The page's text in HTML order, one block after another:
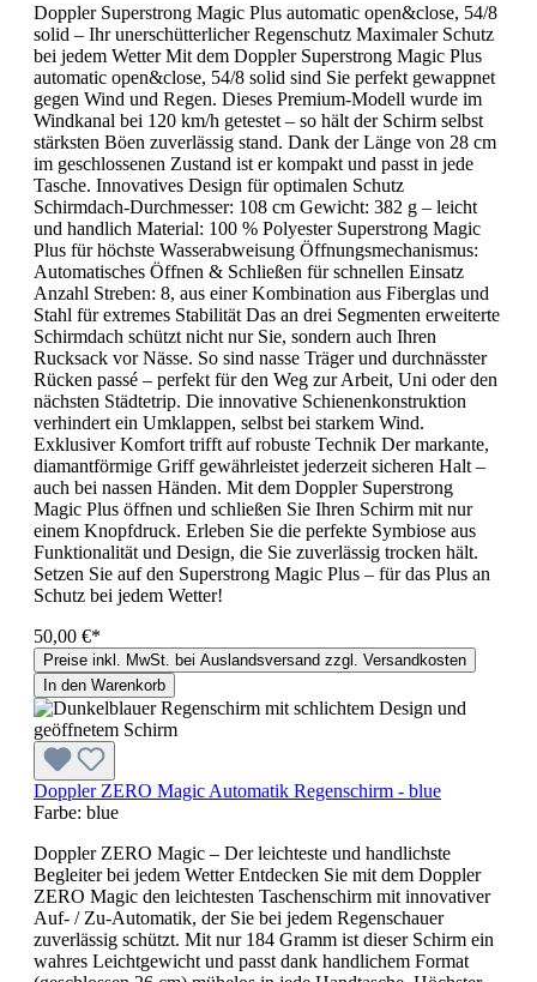
Doppler Superstrong Magic Plus automatic open&close, 54/8
solid – Ihr unerschütterlicher Regenschutz Maximaler Schutz
bei jedem Wetter Mit dem Doppler Superstrong Magic Plus
automatic open&close, 54/8 solid sind Sie perfekt gewappnet
gegen Wind und Regen. Dieses Premium-Modell wurde im
Windkanal bei 120 km/h getestet – so hält der Schirm selbst
stärksten Böen zuverlässig stand. Dank der Länge von 28 cm
im geschlossenen Zustand ist er kompakt und passt in jede
Tasche. Innovatives Design für optimalen Schutz
Schirmdach-Durchmesser: 108 cm Gewicht: 382 g – leicht
und handlich Material: 100 % Polyester Superstrong Magic
Plus für höchste Wasserabweisung Öffnungsmechanismus:
Automatisches Öffnen & Schließen für schnellen Einsatz
Anzahl Streben: 8, aus einer Kombination aus Fiberglas und
Stahl für extremes Stabilität Das an drei Segmenten erweiterte
Schirmdach schützt nicht nur Sie, sondern auch Ihren
Rucksack vor Nässe. So sind nasse Träger und durchnässter
Rücken passé – perfekt für den Weg zur Arbeit, Uni oder den
nächsten Städtetrip. Die innovative Schienenkonstruktion
verhindert ein Umklappen, selbst bei starkem Wind.
Exklusiver Komfort trifft auf robuste Technik Der markante,
diamantförmige Griff gewährleistet jederzeit sicheren Halt –
auch bei nassen Händen. Mit dem Doppler Superstrong
Magic Plus öffnen und schließen Sie Ihren Schirm mit nur
einem Knopfdruck. Erleben Sie die perfekte Symbiose aus
Funktionalität und Design, die Sie zuverlässig trocken hält.
Setzen Sie auf den Superstrong Magic Plus – für das Plus an
Schutz bei jedem Wetter!
50,00 €*
Preise inkl. MwSt. bei Auslandsversand zzgl. Versandkosten
In den Warenkorb
Doppler ZERO Magic Automatik Regenschirm - blue
Farbe: blue
Doppler ZERO Magic – Der leichteste und handlichste
Begleiter bei jedem Wetter Entdecken Sie mit dem Doppler
ZERO Magic den leichtesten Taschenschirm mit innovativer
Auf- / Zu-Automatik, der Sie bei jedem Regenschauer
zuverlässig schützt. Mit nur 184 Gramm ist dieser Schirm ein
wahres Leichtgewicht und passt dank handlichem Format